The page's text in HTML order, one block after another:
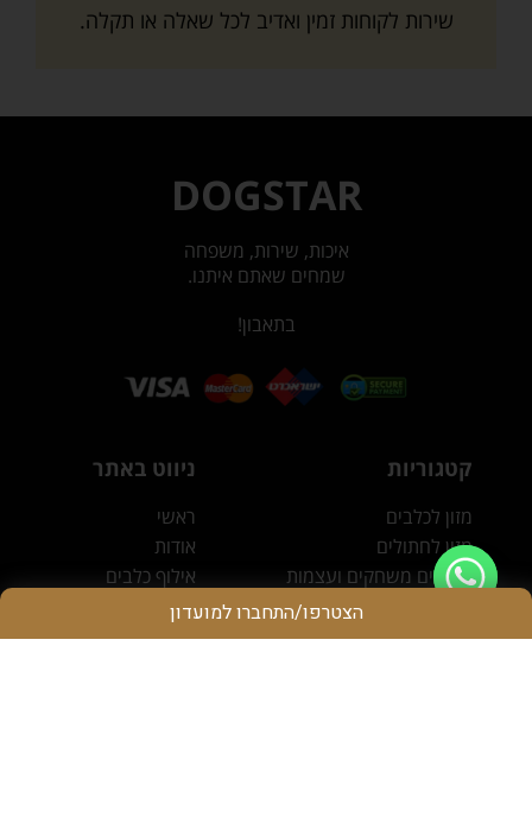
שירות לקוחות זמין ואדיב לכל שאלה או תקלה.
DOGSTAR
איכות, שירות, משפחה
שמחים שאתם איתנו.
בתאבון!
קטגוריות
מזון לכלבים
מזון לחתולים
חטיפים משחקים ועצמות
אביזרים וציוד נלווה
מוצרי ניקיון וטיפוח
ניווט באתר
ראשי
אודות
אילוף כלבים
צור קשרהצטרפו/התחברו למועדון